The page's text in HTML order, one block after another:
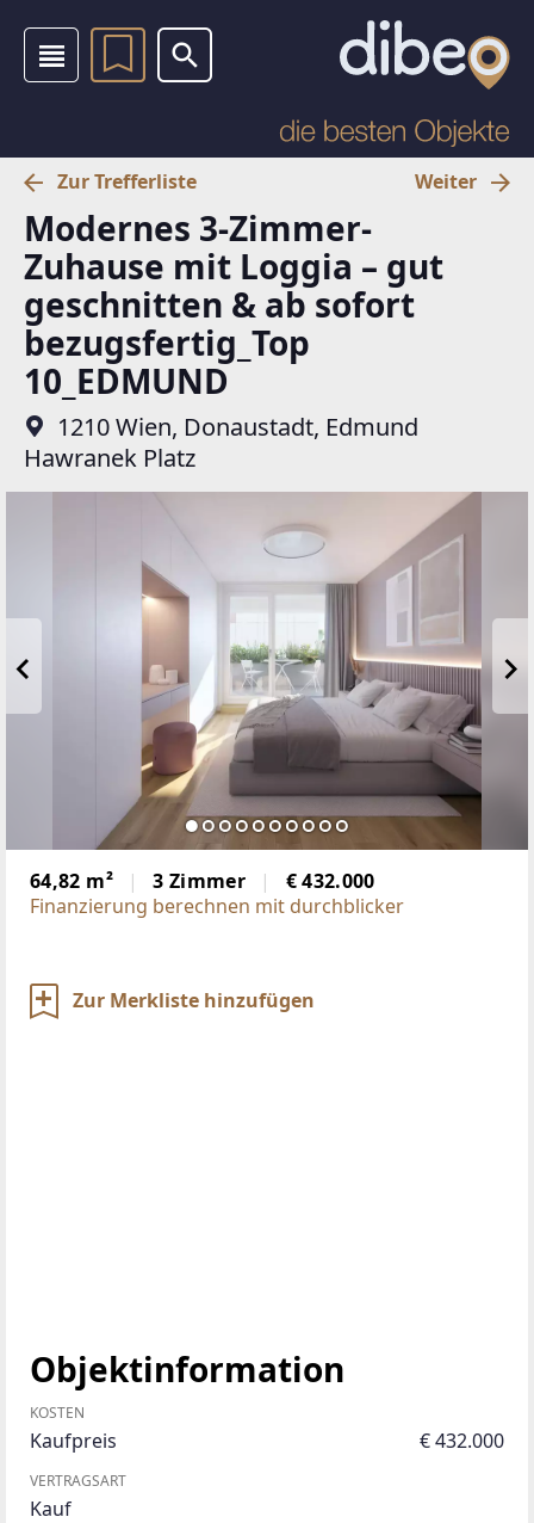
Zur Trefferliste Weiter
Modernes 3-Zimmer-
Zuhause mit Loggia – gut
geschnitten & ab sofort
bezugsfertig_Top
10_EDMUND
1210 Wien, Donaustadt, Edmund
Hawranek Platz
64,82 m² 3 Zimmer
€ 432.000
Finanzierung berechnen mit durchblicker
Zur Merkliste hinzufügen
Objektinformation
KOSTEN
Kaufpreis € 432.000
VERTRAGSART
Kauf